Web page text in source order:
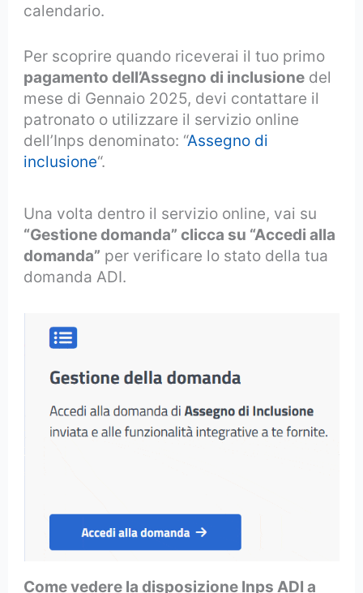
calendario.
Per scoprire quando riceverai il tuo primo
pagamento dell’Assegno di inclusione del
mese di Gennaio 2025, devi contattare il
patronato o utilizzare il servizio online
dell’Inps denominato: “Assegno di
inclusione“.
Una volta dentro il servizio online, vai su
“Gestione domanda” clicca su “Accedi alla
domanda” per verificare lo stato della tua
domanda ADI.
Come vedere la disposizione Inps ADI a